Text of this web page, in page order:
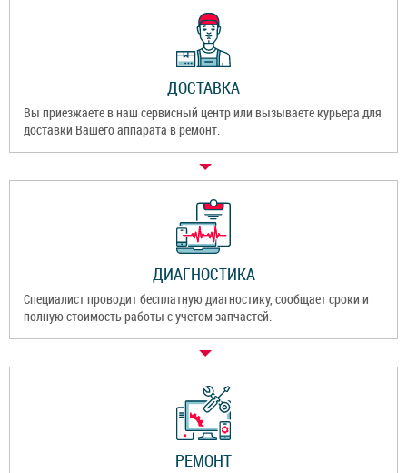
ДОСТАВКА
Вы приезжаете в наш сервисный центр или вызываете курьера для
доставки Вашего аппарата в ремонт.
ДИАГНОСТИКА
Специалист проводит бесплатную диагностику, сообщает сроки и
полную стоимость работы с учетом запчастей.
РЕМОНТ